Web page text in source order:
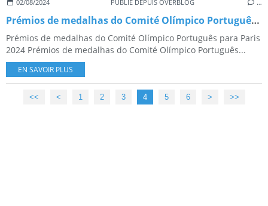
02/08/2024 PUBLIÉ DEPUIS OVERBLOG …
Prémios de medalhas do Comité Olímpico Português para Paris 2024
Prémios de medalhas do Comité Olímpico Português para Paris
2024 Prémios de medalhas do Comité Olímpico Português...
EN SAVOIR PLUS
<< < 1 2 3 4 5 6 > >>